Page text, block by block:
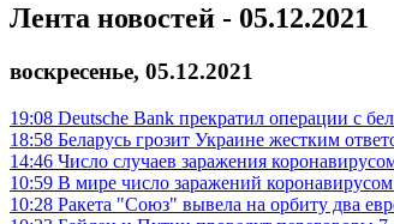
Лента новостей - 05.12.2021
воскресенье, 05.12.2021
19:08 Deutsche Bank прекратил операции с
18:58 Беларусь грозит Украине жестким
14:46 Число случаев заражения
10:59 В мире число заражений
10:28 Ракета "Союз" вывела на орбиту два